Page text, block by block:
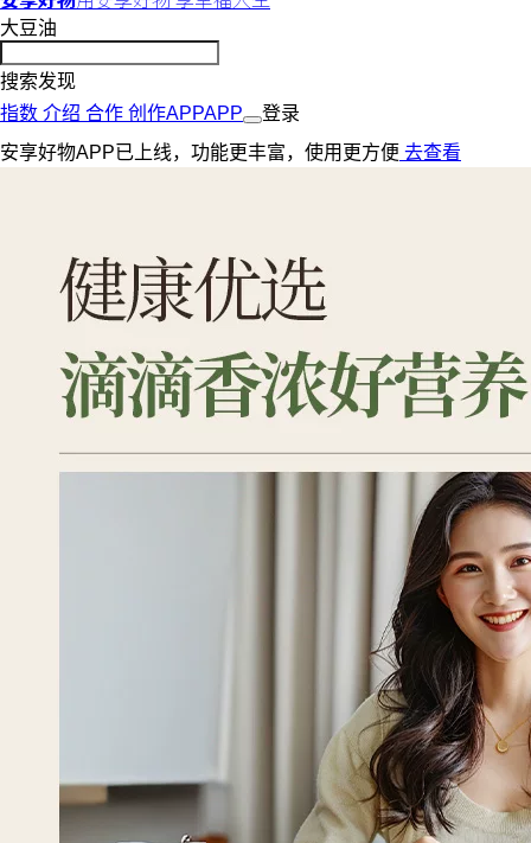
大豆油
搜索发现
指数 介绍 合作 创作APPAPP
登录
安享好物APP已上线，功能更丰富，使用更方便 去查看